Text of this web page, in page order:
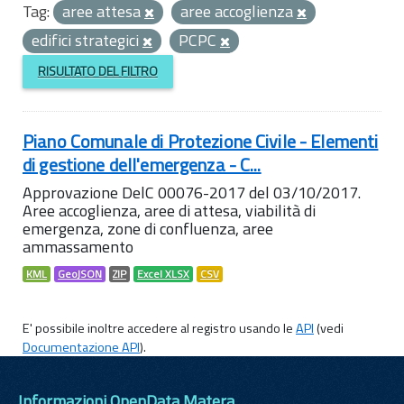
Tag: aree attesa
aree accoglienza
edifici strategici
PCPC
RISULTATO DEL FILTRO
Piano Comunale di Protezione Civile - Elementi
di gestione dell'emergenza - C...
Approvazione DelC 00076-2017 del 03/10/2017.
Aree accoglienza, aree di attesa, viabilità di
emergenza, zone di confluenza, aree
ammassamento
KML GeoJSON ZIP Excel XLSX CSV
E' possibile inoltre accedere al registro usando leAPI(vedi
Documentazione API).